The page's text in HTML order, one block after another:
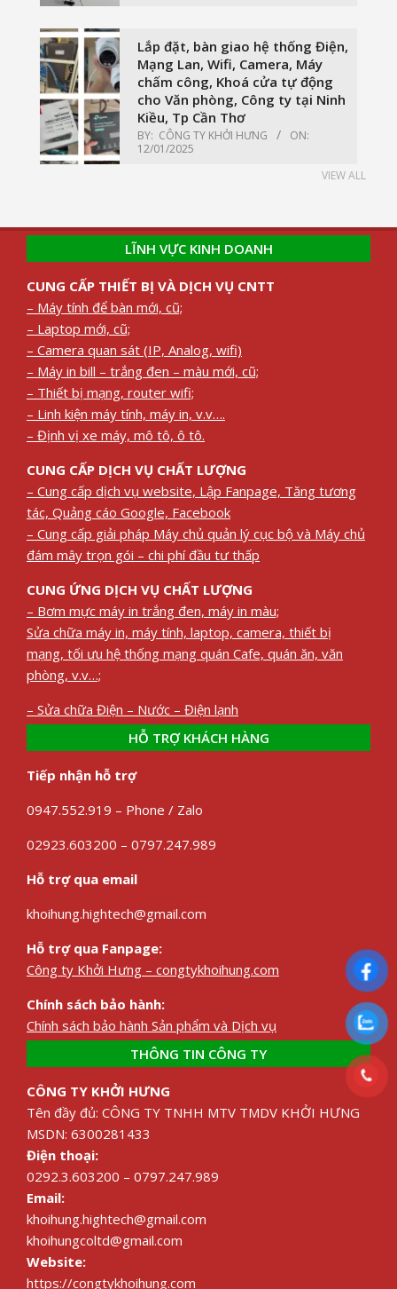
Lắp đặt, bàn giao hệ thống Điện,
Mạng Lan, Wifi, Camera, Máy
chấm công, Khoá cửa tự động
cho Văn phòng, Công ty tại Ninh
Kiều, Tp Cần Thơ
BY: CÔNG TY KHỞI HƯNG
ON:
12/01/2025
VIEW ALL
LĨNH VỰC KINH DOANH
CUNG CẤP THIẾT BỊ VÀ DỊCH VỤ CNTT
– Máy tính để bàn mới, cũ;
– Laptop mới, cũ;
– Camera quan sát (IP, Analog, wifi)
– Máy in bill – trắng đen – màu mới, cũ;
– Thiết bị mạng, router wifi;
– Linh kiện máy tính, máy in, v.v….
– Định vị xe máy, mô tô, ô tô.
CUNG CẤP DỊCH VỤ CHẤT LƯỢNG
– Cung cấp dịch vụ website, Lập Fanpage, Tăng tương
tác, Quảng cáo Google, Facebook
– Cung cấp giải pháp Máy chủ quản lý cục bộ và Máy chủ
đám mây trọn gói – chi phí đầu tư thấp
CUNG ỨNG DỊCH VỤ CHẤT LƯỢNG
– Bơm mực máy in trắng đen, máy in màu;
Sửa chữa máy in, máy tính, laptop, camera, thiết bị
mạng, tối ưu hệ thống mạng quán Cafe, quán ăn, văn
phòng, v.v…;
– Sửa chữa Điện – Nước – Điện lạnh
HỖ TRỢ KHÁCH HÀNG
Tiếp nhận hỗ trợ
0947.552.919 – Phone / Zalo
02923.603200 – 0797.247.989
Hỗ trợ qua email
khoihung.hightech@gmail.com
Hỗ trợ qua Fanpage:
Công ty Khởi Hưng – congtykhoihung.com
Chính sách bảo hành:
Chính sách bảo hành Sản phẩm và Dịch vụ
THÔNG TIN CÔNG TY
CÔNG TY KHỞI HƯNG
Tên đầy đủ: CÔNG TY TNHH MTV TMDV KHỞI HƯNG
MSDN: 6300281433
Điện thoại:
0292.3.603200 – 0797.247.989
Email:
khoihung.hightech@gmail.com
khoihungcoltd@gmail.com
Website:
https://congtykhoihung.com